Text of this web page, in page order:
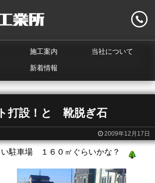
施工案内 当社について
新着情報
打設！と 靴脱ぎ石
2009年12月17日
い駐車場 １６０㎡ぐらいかな？